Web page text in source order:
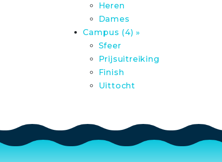
Heren
Dames
Campus (4) »
Sfeer
Prijsuitreiking
Finish
Uittocht